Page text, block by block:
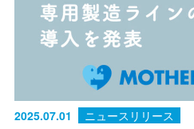
2025.07.01 ニュースリリース